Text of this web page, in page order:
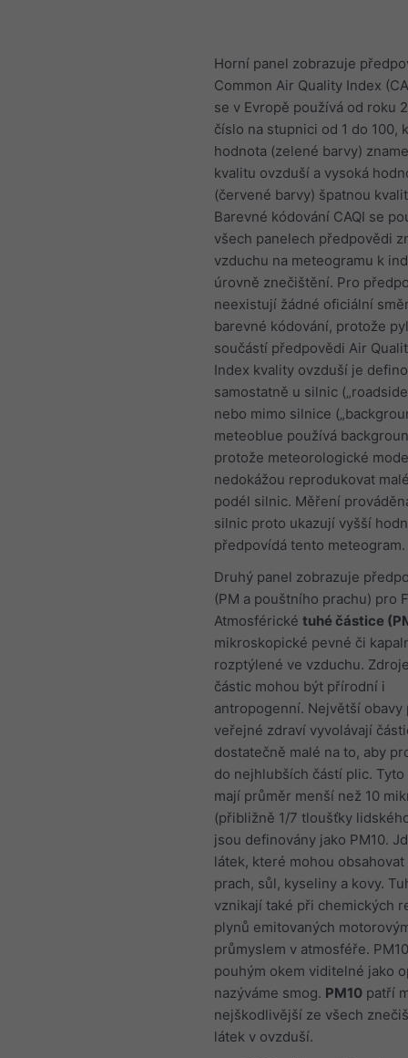
Horní panel zobrazuje
Common Air Quality Index
se v Evropě používá od roku
číslo na stupnici od 1 do 100,
hodnota (zelené barvy)
kvalitu ovzduší a vysoká
(červené barvy) špatnou
Barevné kódování CAQI se
všech panelech předpovědi
vzduchu na meteogramu k
úrovně znečištění. Pro
neexistují žádné oficiální
barevné kódování, protože
součástí předpovědi Air
Index kvality ovzduší je
samostatně u silnic
nebo mimo silnice
meteoblue používá
protože meteorologické
nedokážou reprodukovat
podél silnic. Měření
silnic proto ukazují vyšší
předpovídá tento meteogram.
Druhý panel zobrazuje
(PM a pouštního prachu) pro
Atmosférické tuhé částice
mikroskopické pevné či
rozptýlené ve vzduchu.
částic mohou být přírodní i
antropogenní. Největší obavy
veřejné zdraví vyvolávají
dostatečně malé na to, aby
do nejhlubších částí plic. Tyto
mají průměr menší než 10
(přibližně 1/7 tloušťky
jsou definovány jako PM10.
látek, které mohou obsahovat
prach, sůl, kyseliny a kovy.
vznikají také při chemických
plynů emitovaných
průmyslem v atmosféře.
pouhým okem viditelné jako
nazýváme smog. PM10 patří
nejškodlivější ze všech
látek v ovzduší.